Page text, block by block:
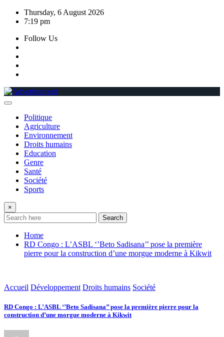
Skip
Thursday, 6 August 2026
7:19 pm
Follow Us
Politique
Agriculture
Environnement
Droits humains
Education
Genre
Santé
Société
Sports
×
Search
Home
RD Congo : L’ASBL ‘’Beto Sadisana’’ pose la première
pierre pour la construction d’une morgue moderne à Kikwit
Accueil Développement Droits humains Société
RD Congo : L’ASBL ‘’Beto Sadisana’’ pose la première pierre pour la
construction d’une morgue moderne à Kikwit